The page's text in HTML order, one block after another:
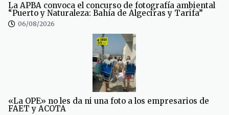
La APBA convoca el concurso de fotografía ambiental
“Puerto y Naturaleza: Bahía de Algeciras y Tarifa”
06/08/2026
«La OPE» no les da ni una foto a los empresarios de
FAET y ACOTA